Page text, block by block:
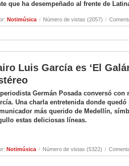
que ha desempeñado al frente de
Notimúsica / Número de vistas (2057) /
Luis García es ‘El
Germán Posada conversó
Una charla entretenida donde
más querido de Medellín,
estas deliciosas líneas.
Notimúsica / Número de vistas (5322) /